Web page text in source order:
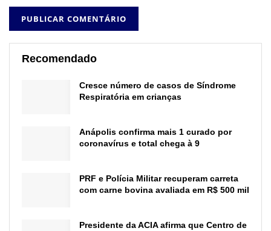
Recomendado
Cresce número de casos de Síndrome
Respiratória em crianças
Anápolis confirma mais 1 curado por
coronavírus e total chega à 9
PRF e Polícia Militar recuperam carreta
com carne bovina avaliada em R$ 500 mil
Presidente da ACIA afirma que Centro de